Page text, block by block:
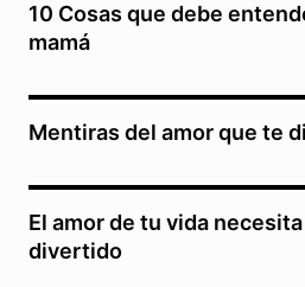
10 Cosas que debe
mamá
Mentiras del amor que te
El amor de tu vida
divertido